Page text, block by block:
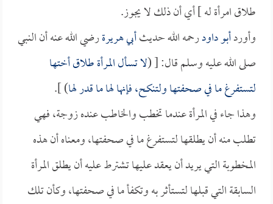
طلاق امرأة له ] أي أن ذلك لا يجوز.
وأوردأبو داودرحمه الله حديثأبي هريرةرضي الله عنه أن النبي
صلى الله عليه وسلم قال: [ (لا تسأل المرأة طلاق أختها
لتستفرغ ما في صحفتها ولتنكح، فإنها لها ما قدر لها) ].
وهذا جاء في المرأة عندما تخطب والخاطب عنده زوجة، فهي
تطلب منه أن يطلقها لتستفرغ ما في صحفتها، ومعناه أن هذه
المخطوبة التي يريد أن يعقد عليها تشترط عليه أن يطلق المرأة
السابقة التي قبلها لتستأثر به وتكفأ ما في صحفتها، وكأن تلك